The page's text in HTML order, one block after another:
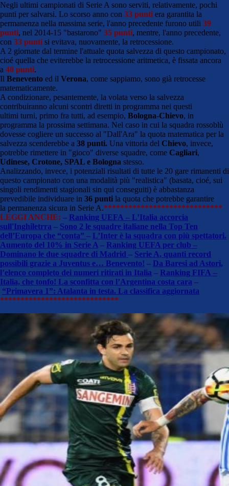
Negli ultimi campionati di Serie A sono serviti, relativamente, pochi
punti per salvarsi. Lo scorso anno con 33 punti era garantita la
permanenza nella massima serie, l'anno precedente furono utili 39
punti, nel 2014-15 "bastarono" 35 punti, mentre, l'anno precedente,
con 33 punti si evitava, nuovamente, la retrocessione.
A 2 giornate dal termine l'attuale quota salvezza di questo campionato,
cioé quella che eviterebbe la retrocessione aritmetica, è fissata ancora
a 40 punti.
Il Benevento ed il Verona, come sappiamo, sono già retrocesse
matematicamente.
A condizionare, pesantemente, la volata verso la salvezza
contribuiranno alcuni scontri diretti in programma nei questi
ultimi turni, primo fra tutti, ad esempio, Bologna-Chievo, in
programma la prossima settimana. Nel caso in cui la squadra rossoblù
dovesse cogliere un successo al "Dall'Ara" la quota matematica per la
salvezza scenderebbe a 38 punti. Una vittoria del Chievo, invece,
potrebbe rimettere in "gioco" diverse squadre, come Cagliari,
Udinese, Crotone, SPAL e Bologna stesso.
Analizzando, invece, i potenziali risultati di tutte le 20 gare rimanenti di
questo campionato con una modalità più "realistica" (basata, cioé, sui
singoli rendimenti stagionali sin qui conseguiti) è abbastanza
prevedibile individuare in 36 punti la quota che potrebbe garantire
la permanenza sicura in Serie A.*****************************
LEGGI ANCHE: – Ranking UEFA – L’Italia accorcia
sull'Inghiletrra – Sono 2 le squadre italiane nella Top Ten
dell’Europa che “conta” – L’Inter è la squadra con più spettatori.
Aumento del 10% in Serie A – Ranking UEFA per club –
Dominano le due squadre di Madrid – Serie A, quanti record
possibili grazie a Juventus e… Benevento! – Da Baresi ad Astori,
l’elenco completo dei numeri ritirati in Italia – Ranking FIFA –
Italia, che tonfo! La sconfitta con l’Argentina costa cara –
“Primavera 1”: Atalanta in testa. La classifica aggiornata
*****************************